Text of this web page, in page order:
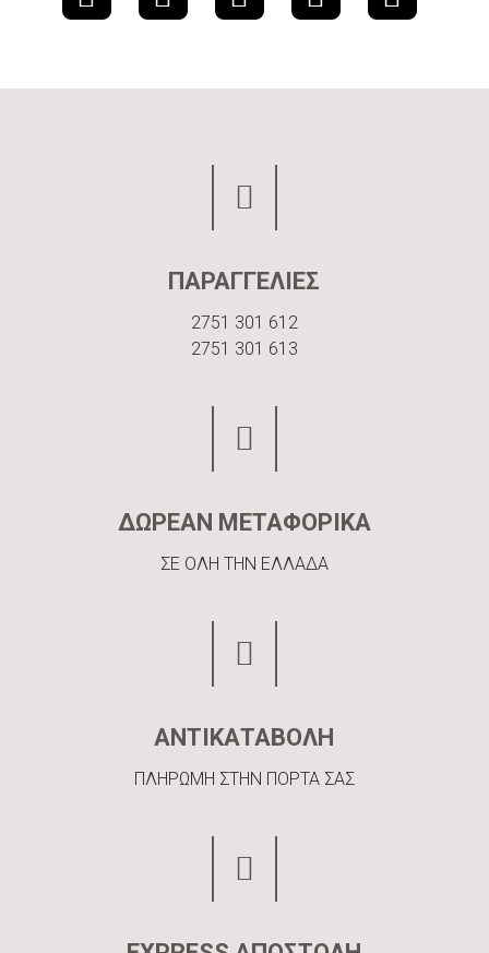
ΠΑΡΑΓΓΕΛΙΕΣ
2751 301 612
2751 301 613
ΔΩΡΕΑΝ ΜΕΤΑΦΟΡΙΚΑ
ΣΕ ΟΛΗ ΤΗΝ ΕΛΛΑΔΑ
ΑΝΤΙΚΑΤΑΒΟΛΗ
ΠΛΗΡΩΜΗ ΣΤΗΝ ΠΟΡΤΑ ΣΑΣ